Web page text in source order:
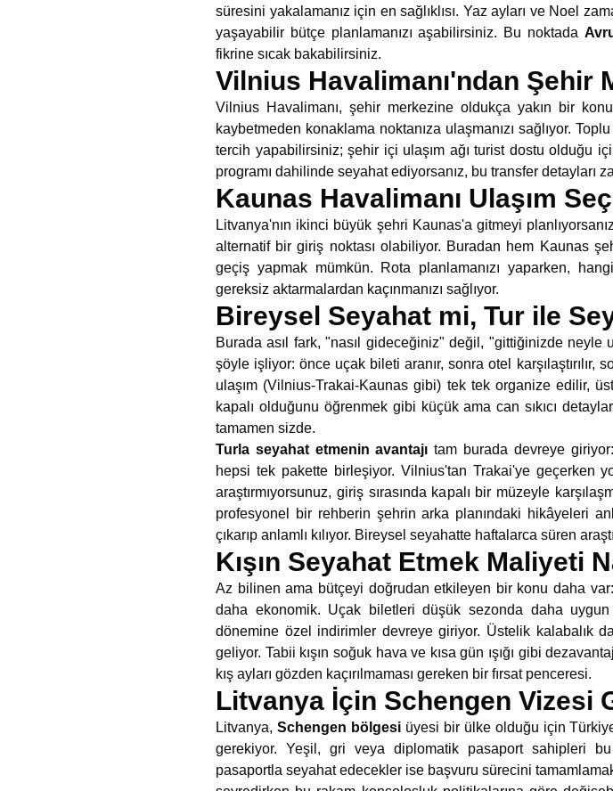
süresini yakalamanız için en sağlıklısı. Yaz ayları ve Noel
yaşayabilir bütçe planlamanızı aşabilirsiniz. Bu noktada
fikrine sıcak bakabilirsiniz.
Vilnius Havalimanı'ndan Şehir
Vilnius Havalimanı, şehir merkezine oldukça yakın bir
kaybetmeden konaklama noktanıza ulaşmanızı sağlıyor.
tercih yapabilirsiniz; şehir içi ulaşım ağı turist dostu olduğu
programı dahilinde seyahat ediyorsanız, bu transfer detayları
Kaunas Havalimanı Ulaşım
Litvanya'nın ikinci büyük şehri Kaunas'a gitmeyi
alternatif bir giriş noktası olabiliyor. Buradan hem Kaunas
geçiş yapmak mümkün. Rota planlamanızı yaparken,
gereksiz aktarmalardan kaçınmanızı sağlıyor.
Bireysel Seyahat mi, Tur ile
Burada asıl fark, "nasıl gideceğiniz" değil, "gittiğinizde neyle
şöyle işliyor: önce uçak bileti aranır, sonra otel karşılaştırılır,
ulaşım (Vilnius-Trakai-Kaunas gibi) tek tek organize edilir,
kapalı olduğunu öğrenmek gibi küçük ama can sıkıcı
tamamen sizde.
Turla seyahat etmenin avantajı tam burada devreye
hepsi tek pakette birleşiyor. Vilnius'tan Trakai'ye geçerken
araştırmıyorsunuz, giriş sırasında kapalı bir müzeyle
profesyonel bir rehberin şehrin arka planındaki hikâyeleri
çıkarıp anlamlı kılıyor. Bireysel seyahatte haftalarca süren
Kışın Seyahat Etmek Maliyeti
Az bilinen ama bütçeyi doğrudan etkileyen bir konu daha var:
daha ekonomik. Uçak biletleri düşük sezonda daha
dönemine özel indirimler devreye giriyor. Üstelik kalabalık
geliyor. Tabii kışın soğuk hava ve kısa gün ışığı gibi
kış ayları gözden kaçırılmaması gereken bir fırsat penceresi.
Litvanya İçin Schengen Vizesi
Litvanya, Schengen bölgesiüyesi bir ülke olduğu için
gerekiyor. Yeşil, gri veya diplomatik pasaport sahipleri
pasaportla seyahat edecekler ise başvuru sürecini